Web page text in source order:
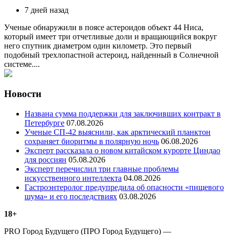
7 дней назад
Ученые обнаружили в поясе астероидов объект 44 Ниса,
который имеет три отчетливые доли и вращающийся вокруг
него спутник диаметром один километр. Это первый
подобный трехлопастной астероид, найденный в Солнечной
системе....
Новости
Названа сумма поддержки для заключивших контракт в
Петербурге 07.08.2026
Ученые СП-42 выяснили, как арктический планктон
сохраняет биоритмы в полярную ночь 06.08.2026
Эксперт рассказала о новом китайском курорте Циндао
для россиян 05.08.2026
Эксперт перечислил три главные проблемы
искусственного интеллекта 04.08.2026
Гастроэнтеролог предупредила об опасности «пищевого
шума» и его последствиях 03.08.2026
18+
PRO Город Будущего (ПРО Город Будущего) —